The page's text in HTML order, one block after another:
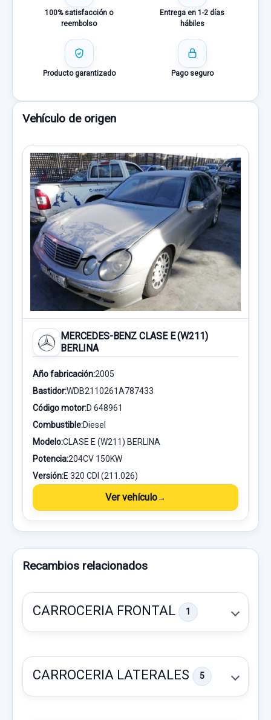
100% satisfacción o
reembolso
Entrega en 1-2 días
hábiles
Producto garantizado Pago seguro
Vehículo de origen
MERCEDES-BENZ CLASE E (W211)
BERLINA
Año fabricación:2005
Bastidor:WDB2110261A787433
Código motor:D 648961
Combustible:Diesel
Modelo:CLASE E (W211) BERLINA
Potencia:204CV 150KW
Versión:E 320 CDI (211.026)
Ver vehículo
Recambios relacionados
CARROCERIA FRONTAL 1
CARROCERIA LATERALES 5